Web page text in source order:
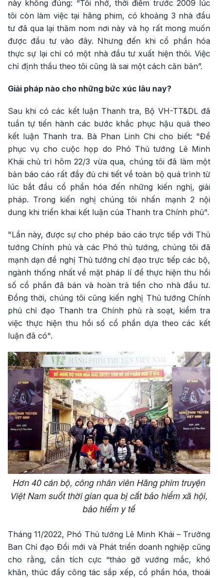
này không đúng: “Tôi nhớ, thời điểm trước 2009 lúc
tôi còn làm việc tại hãng phim, có khoảng 3 nhà đầu
tư đã qua lại thăm nom nơi này và họ rất mong muốn
được đầu tư vào đây. Nhưng đến khi cổ phần hóa
thực sự lại chỉ có một nhà đầu tư xuất hiện thôi. Việc
chỉ định thầu theo tôi cũng là sai một cách căn bản”.
Giải pháp nào cho những bức xúc lâu nay?
Sau khi có các kết luận Thanh tra, Bộ VH-TT&DL đã
tuần tự tiến hành các bước khắc phục hậu quả theo
kết luận Thanh tra. Bà Phan Linh Chi cho biết: "Để
phục vụ cho cuộc họp do Phó Thủ tướng Lê Minh
Khái chủ trì hôm 22/3 vừa qua, chúng tôi đã làm một
bản báo cáo rất đầy đủ chi tiết về toàn bộ quá trình từ
lúc bắt đầu cổ phần hóa đến những kiến nghị, giải
pháp. Trong kiến nghị chúng tôi nhấn mạnh 2 nội
dung khi triển khai kết luận của Thanh tra Chính phủ".
"Lần này, được sự cho phép báo cáo trực tiếp với Thủ
tướng Chính phủ và các Phó thủ tướng, chúng tôi đã
mạnh dạn đề nghị Thủ tướng chỉ đạo trực tiếp các bộ,
ngành thống nhất về mặt pháp lí để thực hiện thu hồi
số cổ phần đã bán và hoàn trả tiền cho nhà đầu tư.
Đồng thời, chúng tôi cũng kiến nghị Thủ tướng Chính
phủ chỉ đạo Thanh tra Chính phủ rà soạt, kiểm tra
việc thực hiện thu hồi số cổ phần dựa theo các kết
luận đã có".
Hơn 40 cán bộ, công nhân viên Hãng phim truyện
Việt Nam suốt thời gian qua bị cắt bảo hiểm xã hội,
bảo hiểm y tế
Tháng 11/2022, Phó Thủ tướng Lê Minh Khái – Trưởng
Ban Chỉ đạo Đổi mới và Phát triển doanh nghiệp cũng
cho rằng, cần tích cực “tháo gỡ vướng mắc, khó
khăn, thúc đẩy công tác sắp xếp, cổ phần hóa, thoái